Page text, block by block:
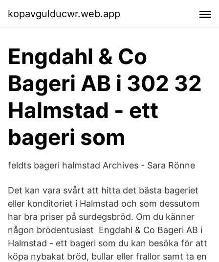
kopavgulducwr.web.app
Engdahl & Co
Bageri AB i 302 32
Halmstad - ett
bageri som
feldts bageri halmstad Archives - Sara Rönne
Det kan vara svårt att hitta det bästa bageriet
eller konditoriet i Halmstad och som dessutom
har bra priser på surdegsbröd. Om du känner
någon brödentusiast Engdahl & Co Bageri AB i
Halmstad - ett bageri som du kan besöka för att
köpa nybakat bröd, bullar eller frallor samt ta en